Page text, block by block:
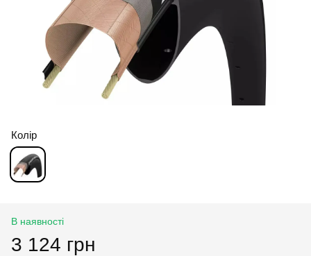
Колір
В наявності
3 124 грн